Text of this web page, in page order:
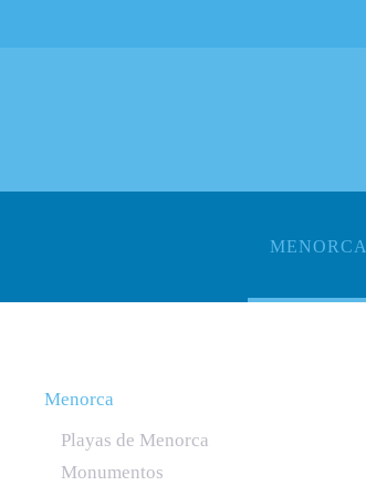
MENORCA
Menorca
Playas de Menorca
Monumentos